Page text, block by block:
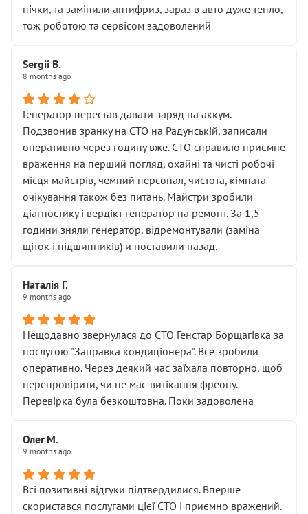
пічки, та замінили антифриз, зараз в авто дуже тепло,
тож роботою та сервісом задоволений
Sergii B.
8 months ago
Генератор перестав давати заряд на аккум.
Подзвонив зранку на СТО на Радунській, записали
оперативно через годину вже. СТО справило приємне
враження на перший погляд, охайні та чисті робочі
місця майстрів, чемний персонал, чистота, кімната
очікування також без питань. Майстри зробили
діагностику і вердікт генератор на ремонт. За 1,5
години зняли генератор, відремонтували (заміна
щіток і підшипників) и поставили назад.
Наталія Г.
9 months ago
Нещодавно звернулася до СТО Генстар Борщагівка за
послугою "Заправка кондиціонера". Все зробили
оперативно. Через деякий час заїхала повторно, щоб
перепровірити, чи не має витікання фреону.
Перевірка була безкоштовна. Поки задоволена
Олег М.
9 months ago
Всі позитивні відгуки підтвердилися. Вперше
скористався послугами цієї СТО і приємно вражений.